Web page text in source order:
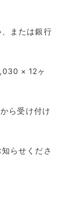
、または銀行
× 12ヶ
から受け付け
らせくださ